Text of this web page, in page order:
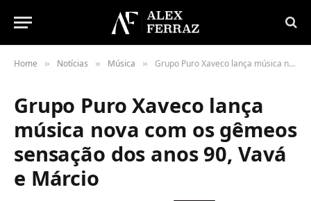
Home » Notícias » Música » Grupo Puro Xaveco lança música nova com os gêmeos sensação dos anos 90, Vavá e Márcio
Grupo Puro Xaveco lança
música nova com os gêmeos
sensação dos anos 90, Vavá
e Márcio